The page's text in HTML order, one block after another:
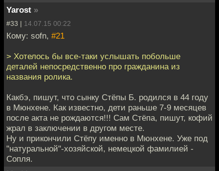
Yarost »
#33 | 14.07.15 00:22
Кому: sofn, #21
> Хотелось бы все-таки услышать побольше
деталей непосредственно про гражданина из
названия ролика.
Какбэ, пишут, что сынку Стёпы Б. родился в 44 году
в Мюнхене. Как известно, дети раньше 7-9 месяцев
после акта не рождаются!!! Сам Стёпа, пишут, кофий
жрал в заключении в другом месте.
Ну и прикончили Стёпу именно в Мюнхене. Уже под
"натуральной"-хозяйской, немецкой фамилией -
Сопля.